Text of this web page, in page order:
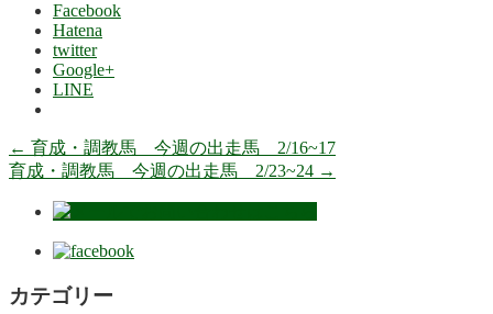
Facebook
Hatena
twitter
Google+
LINE
← 育成・調教馬 今週の出走馬 2/16~17
育成・調教馬 今週の出走馬 2/23~24 →
カテゴリー